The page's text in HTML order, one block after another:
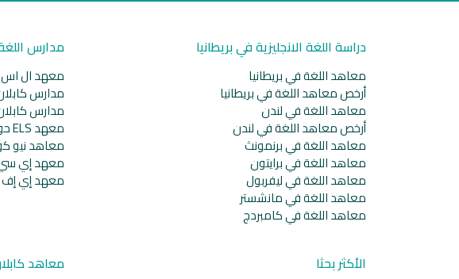
دراسة اللغة الانجليزية في بريطانيا
معاهد اللغة في بريطانيا
أرخص معاهد اللغة في بريطانيا
معاهد اللغة في لندن
أرخص معاهد اللغة في لندن
معاهد اللغة في برنمونث
معاهد اللغة في برايتون
معاهد اللغة في ليفربول
معاهد اللغة في مانشستر
معاهد اللغة في كامبردج
مدارس
معهد ال اس
مدارس
مدارس
معهد ELS حول العالم
معاهد نيو
معهد إي سي
معهد إي إف
الأكثر بحثا معاهد